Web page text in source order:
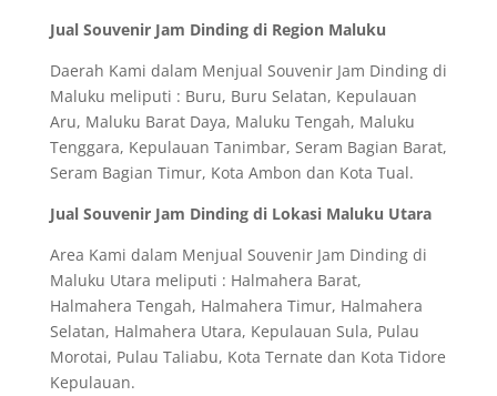
Jual Souvenir Jam Dinding di Region Maluku
Daerah Kami dalam Menjual Souvenir Jam Dinding di
Maluku meliputi : Buru, Buru Selatan, Kepulauan
Aru, Maluku Barat Daya, Maluku Tengah, Maluku
Tenggara, Kepulauan Tanimbar, Seram Bagian Barat,
Seram Bagian Timur, Kota Ambon dan Kota Tual.
Jual Souvenir Jam Dinding di Lokasi Maluku Utara
Area Kami dalam Menjual Souvenir Jam Dinding di
Maluku Utara meliputi : Halmahera Barat,
Halmahera Tengah, Halmahera Timur, Halmahera
Selatan, Halmahera Utara, Kepulauan Sula, Pulau
Morotai, Pulau Taliabu, Kota Ternate dan Kota Tidore
Kepulauan.